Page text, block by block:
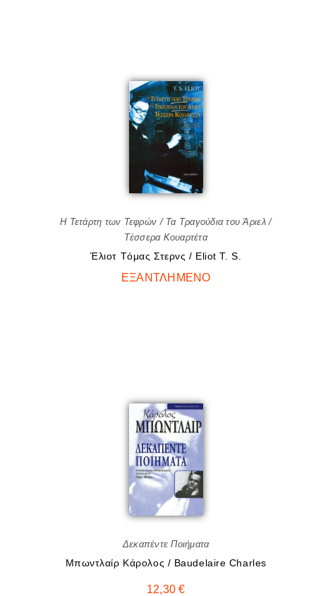
Η Τετάρτη των Τεφρών / Τα Τραγούδια του Άριελ /
Τέσσερα Κουαρτέτα
Έλιοτ Tόμας Στερνς / Eliot T. S.
ΕΞΑΝΤΛΗΜΈΝΟ
Δεκαπέντε Ποιήματα
Μπωντλαίρ Κάρολος / Baudelaire Charles
12,30€